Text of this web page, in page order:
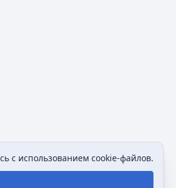
с использованием cookie-файлов.